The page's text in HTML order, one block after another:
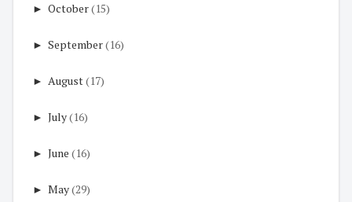
► October(15)
► September(16)
► August(17)
► July(16)
► June (16)
► May(29)